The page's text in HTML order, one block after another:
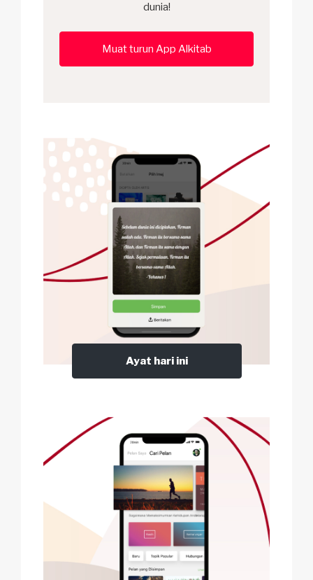
dunia!
Muat turun App Alkitab
Ayat hari ini